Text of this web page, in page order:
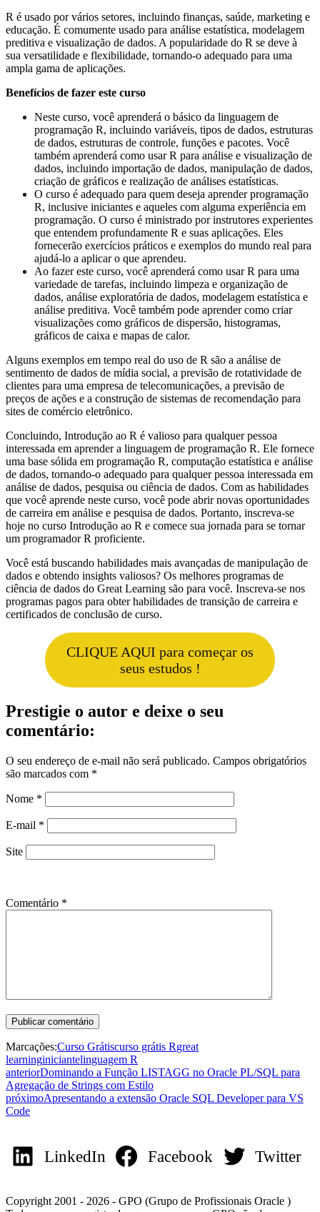
R é usado por vários setores, incluindo finanças, saúde, marketing e
educação. É comumente usado para análise estatística, modelagem
preditiva e visualização de dados. A popularidade do R se deve à
sua versatilidade e flexibilidade, tornando-o adequado para uma
ampla gama de aplicações.
Benefícios de fazer este curso
Neste curso, você aprenderá o básico da linguagem de
programação R, incluindo variáveis, tipos de dados, estruturas
de dados, estruturas de controle, funções e pacotes. Você
também aprenderá como usar R para análise e visualização de
dados, incluindo importação de dados, manipulação de dados,
criação de gráficos e realização de análises estatísticas.
O curso é adequado para quem deseja aprender programação
R, inclusive iniciantes e aqueles com alguma experiência em
programação. O curso é ministrado por instrutores experientes
que entendem profundamente R e suas aplicações. Eles
fornecerão exercícios práticos e exemplos do mundo real para
ajudá-lo a aplicar o que aprendeu.
Ao fazer este curso, você aprenderá como usar R para uma
variedade de tarefas, incluindo limpeza e organização de
dados, análise exploratória de dados, modelagem estatística e
análise preditiva. Você também pode aprender como criar
visualizações como gráficos de dispersão, histogramas,
gráficos de caixa e mapas de calor.
Alguns exemplos em tempo real do uso de R são a análise de
sentimento de dados de mídia social, a previsão de rotatividade de
clientes para uma empresa de telecomunicações, a previsão de
preços de ações e a construção de sistemas de recomendação para
sites de comércio eletrônico.
Concluindo, Introdução ao R é valioso para qualquer pessoa
interessada em aprender a linguagem de programação R. Ele fornece
uma base sólida em programação R, computação estatística e análise
de dados, tornando-o adequado para qualquer pessoa interessada em
análise de dados, pesquisa ou ciência de dados. Com as habilidades
que você aprende neste curso, você pode abrir novas oportunidades
de carreira em análise e pesquisa de dados. Portanto, inscreva-se
hoje no curso Introdução ao R e comece sua jornada para se tornar
um programador R proficiente.
Você está buscando habilidades mais avançadas de manipulação de
dados e obtendo insights valiosos? Os melhores programas de
ciência de dados do Great Learning são para você. Inscreva-se nos
programas pagos para obter habilidades de transição de carreira e
certificados de conclusão de curso.
CLIQUE AQUI para começar os
seus estudos !
Prestigie o autor e deixe o seu
comentário:
O seu endereço de e-mail não será publicado. Campos obrigatórios
são marcados com *
Nome *
E-mail *
Site
Comentário *
Marcações:Curso Grátiscurso grátis Rgreat
learninginiciantelinguagem R
anteriorDominando a Função LISTAGG no Oracle PL/SQL para
Agregação de Strings com Estilo
próximoApresentando a extensão Oracle SQL Developer para VS
Code
LinkedIn Facebook Twitter
Copyright 2001 - 2026 - GPO (Grupo de Profissionais Oracle )